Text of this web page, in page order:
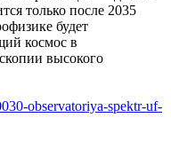
только после 2035
будет
космос в
высокого
observatoriya-spektr-uf-